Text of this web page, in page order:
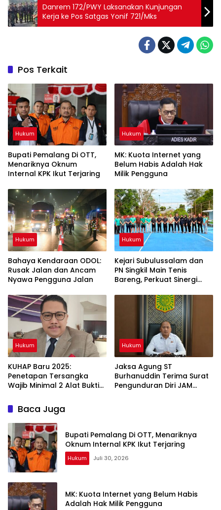
Danrem 172/PWY Laksanakan Kunjungan
Kerja ke Pos Satgas Yonif 721/Mks
Pos Terkait
Hukum
Bupati Pemalang Di OTT,
Menariknya Oknum
Internal KPK Ikut Terjaring
Hukum
MK: Kuota Internet yang
Belum Habis Adalah Hak
Milik Pengguna
Hukum
Bahaya Kendaraan ODOL:
Rusak Jalan dan Ancam
Nyawa Pengguna Jalan
Hukum
Kejari Subulussalam dan
PN Singkil Main Tenis
Bareng, Perkuat Sinergi
Hukum
KUHAP Baru 2025:
Penetapan Tersangka
Wajib Minimal 2 Alat Bukti
Hukum
Jaksa Agung ST
Burhanuddin Terima Surat
Pengunduran Diri JAM
Baca Juga
Bupati Pemalang Di OTT, Menariknya
Oknum Internal KPK Ikut Terjaring
Hukum Juli 30, 2026
MK: Kuota Internet yang Belum Habis
Adalah Hak Milik Pengguna